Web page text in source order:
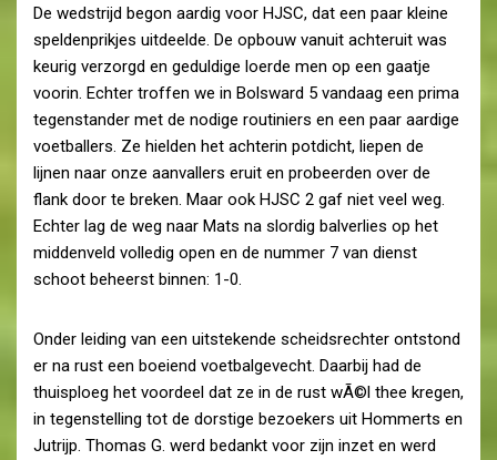
De wedstrijd begon aardig voor HJSC, dat een paar kleine
speldenprikjes uitdeelde. De opbouw vanuit achteruit was
keurig verzorgd en geduldige loerde men op een gaatje
voorin. Echter troffen we in Bolsward 5 vandaag een prima
tegenstander met de nodige routiniers en een paar aardige
voetballers. Ze hielden het achterin potdicht, liepen de
lijnen naar onze aanvallers eruit en probeerden over de
flank door te breken. Maar ook HJSC 2 gaf niet veel weg.
Echter lag de weg naar Mats na slordig balverlies op het
middenveld volledig open en de nummer 7 van dienst
schoot beheerst binnen: 1-0.
Onder leiding van een uitstekende scheidsrechter ontstond
er na rust een boeiend voetbalgevecht. Daarbij had de
thuisploeg het voordeel dat ze in de rust wÃ©l thee kregen,
in tegenstelling tot de dorstige bezoekers uit Hommerts en
Jutrijp. Thomas G. werd bedankt voor zijn inzet en werd